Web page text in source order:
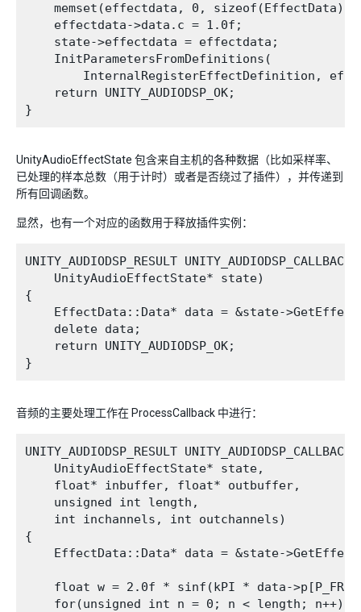
    memset(effectdata, 0, sizeof(EffectData));
    effectdata->data.c = 1.0f;
    state->effectdata = effectdata;
    InitParametersFromDefinitions(
InternalRegisterEffectDefinition,
    return UNITY_AUDIODSP_OK;
UnityAudioEffectState 包含来自主机的各种数据（比如采样率、
已处理的样本总数（用于计时）或者是否绕过了插件），并传递到
所有回调函数。
显然，也有一个对应的函数用于释放插件实例：
UNITY_AUDIODSP_RESULT
    UnityAudioEffectState* state)
{
EffectData::Data* data = &state-
    delete data;
    return UNITY_AUDIODSP_OK;
音频的主要处理工作在 ProcessCallback 中进行：
UNITY_AUDIODSP_RESULT
    UnityAudioEffectState* state,
    float* inbuffer, float* outbuffer,
    unsigned int length,
    int inchannels, int outchannels)
{
EffectData::Data* data = &state-
float w = 2.0f * sinf(kPI * data-
    for(unsigned int n = 0; n < length; n++)